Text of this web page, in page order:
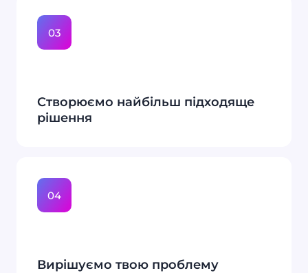
03
Створюємо найбільш підходяще
рішення
04
Вирішуємо твою проблему